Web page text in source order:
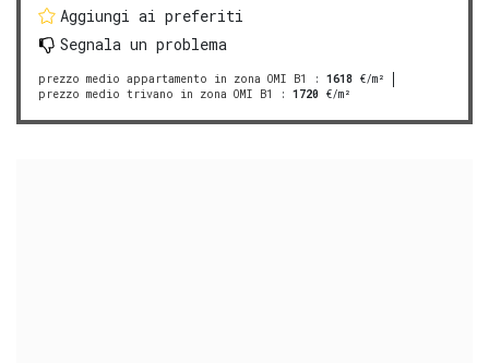
Aggiungi ai preferiti
Segnala un problema
prezzo medio appartamento in zona OMI B1 : 1618 €/m²
prezzo medio trivano in zona OMI B1
: 1720 €/m²